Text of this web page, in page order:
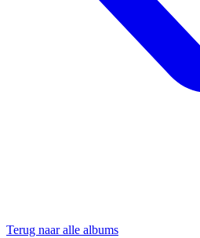
Terug naar alle albums